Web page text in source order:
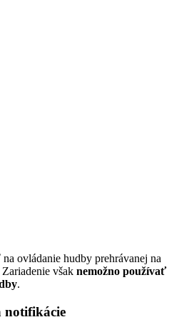
ovládanie hudby prehrávanej na
však nemožno používať
.
notifikácie